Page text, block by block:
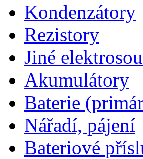
Kondenzátory
Rezistory
Jiné
Akumulátory
Baterie
Nářadí, pájení
Bateriové